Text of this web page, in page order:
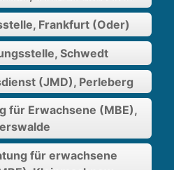
Frankfurt (Oder)
Schwedt
(JMD), Perleberg
für Erwachsene (MBE),
für erwachsene